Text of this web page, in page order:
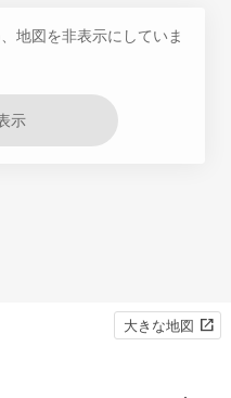
地図を非表示にしていま
示
大きな地図